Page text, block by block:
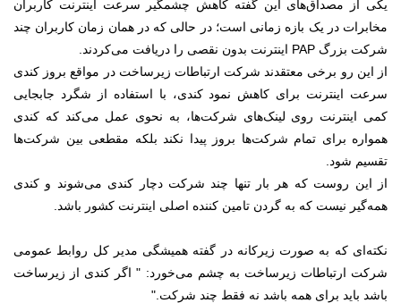
یکی از مصداق‌های این گفته کاهش چشمگیر سرعت اینترنت کاربران
مخابرات در یک بازه‌ زمانی است؛ در حالی که در همان زمان کاربران چند
شرکت‌ بزرگ PAP اینترنت بدون نقصی را دریافت می‌کردند.
از این رو برخی معتقدند شرکت ارتباطات زیرساخت در مواقع بروز کندی
سرعت اینترنت برای کاهش نمود کندی، با استفاده از شگرد جابجایی
کمی اینترنت روی لینک‌های شرکت‌ها، به نحوی عمل می‌کند که کندی
همواره برای تمام شرکت‌ها بروز پیدا نکند بلکه مقطعی بین شرکت‌ها
تقسیم شود.
از این روست که هر بار تنها چند شرکت دچار کندی می‌شوند و کندی
همه‌گیر نیست که به گردن تامین کننده اصلی اینترنت کشور باشد.
نکته‌ای که به صورت زیرکانه در گفته همیشگی مدیر کل روابط عمومی
شرکت ارتباطات زیرساخت به چشم می‌خورد: " اگر کندی از زیرساخت
باشد باید برای همه باشد نه فقط چند شرکت."